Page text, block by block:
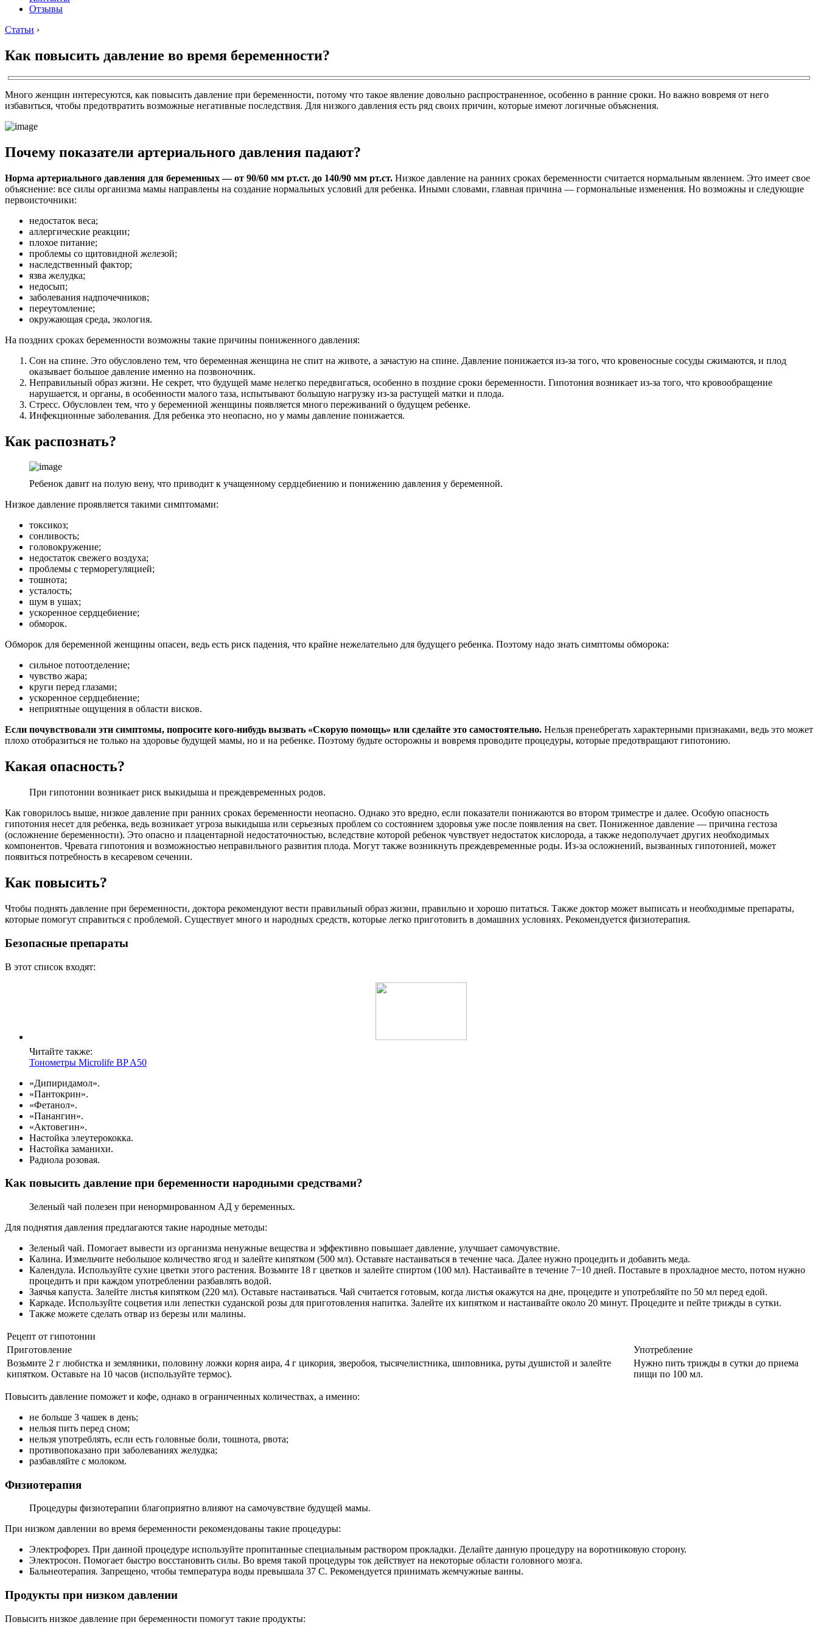
Отзывы
Статьи ›
Как повысить давление во время беременности?
Много женщин интересуются, как повысить давление при беременности, потому что такое явление довольно распространенное, особенно в ранние сроки. Но важно вовремя от него
избавиться, чтобы предотвратить возможные негативные последствия. Для низкого давления есть ряд своих причин, которые имеют логичные объяснения.
Почему показатели артериального давления падают?
Норма артериального давления для беременных — от 90/60 мм рт.ст. до 140/90 мм рт.ст. Низкое давление на ранних сроках беременности считается нормальным явлением. Это имеет свое
объяснение: все силы организма мамы направлены на создание нормальных условий для ребенка. Иными словами, главная причина — гормональные изменения. Но возможны и следующие
первоисточники:
недостаток веса;
аллергические реакции;
плохое питание;
проблемы со щитовидной железой;
наследственный фактор;
язва желудка;
недосып;
заболевания надпочечников;
переутомление;
окружающая среда, экология.
На поздних сроках беременности возможны такие причины пониженного давления:
Сон на спине. Это обусловлено тем, что беременная женщина не спит на животе, а зачастую на спине. Давление понижается из-за того, что кровеносные сосуды сжимаются, и плод
оказывает большое давление именно на позвоночник.
Неправильный образ жизни. Не секрет, что будущей маме нелегко передвигаться, особенно в поздние сроки беременности. Гипотония возникает из-за того, что кровообращение
нарушается, и органы, в особенности малого таза, испытывают большую нагрузку из-за растущей матки и плода.
Стресс. Обусловлен тем, что у беременной женщины появляется много переживаний о будущем ребенке.
Инфекционные заболевания. Для ребенка это неопасно, но у мамы давление понижается.
Как распознать?
Ребенок давит на полую вену, что приводит к учащенному сердцебиению и понижению давления у беременной.
Низкое давление проявляется такими симптомами:
токсикоз;
сонливость;
головокружение;
недостаток свежего воздуха;
проблемы с терморегуляцией;
тошнота;
усталость;
шум в ушах;
ускоренное сердцебиение;
обморок.
Обморок для беременной женщины опасен, ведь есть риск падения, что крайне нежелательно для будущего ребенка. Поэтому надо знать симптомы обморока:
сильное потоотделение;
чувство жара;
круги перед глазами;
ускоренное сердцебиение;
неприятные ощущения в области висков.
Если почувствовали эти симптомы, попросите кого-нибудь вызвать «Скорую помощь» или сделайте это самостоятельно. Нельзя пренебрегать характерными признаками, ведь это может
плохо отобразиться не только на здоровье будущей мамы, но и на ребенке. Поэтому будьте осторожны и вовремя проводите процедуры, которые предотвращают гипотонию.
Какая опасность?
При гипотонии возникает риск выкидыша и преждевременных родов.
Как говорилось выше, низкое давление при ранних сроках беременности неопасно. Однако это вредно, если показатели понижаются во втором триместре и далее. Особую опасность
гипотония несет для ребенка, ведь возникает угроза выкидыша или серьезных проблем со состоянием здоровья уже после появления на свет. Пониженное давление — причина гестоза
(осложнение беременности). Это опасно и плацентарной недостаточностью, вследствие которой ребенок чувствует недостаток кислорода, а также недополучает других необходимых
компонентов. Чревата гипотония и возможностью неправильного развития плода. Могут также возникнуть преждевременные роды. Из-за осложнений, вызванных гипотонией, может
появиться потребность в кесаревом сечении.
Как повысить?
Чтобы поднять давление при беременности, доктора рекомендуют вести правильный образ жизни, правильно и хорошо питаться. Также доктор может выписать и необходимые препараты,
которые помогут справиться с проблемой. Существует много и народных средств, которые легко приготовить в домашних условиях. Рекомендуется физиотерапия.
Безопасные препараты
В этот список входят:
Читайте также:
Тонометры Microlife BP A50
«Дипиридамол».
«Пантокрин».
«Фетанол».
«Панангин».
«Актовегин».
Настойка элеутерококка.
Настойка заманихи.
Радиола розовая.
Как повысить давление при беременности народными средствами?
Зеленый чай полезен при ненормированном АД у беременных.
Для поднятия давления предлагаются такие народные методы:
Зеленый чай. Помогает вывести из организма ненужные вещества и эффективно повышает давление, улучшает самочувствие.
Калина. Измельчите небольшое количество ягод и залейте кипятком (500 мл). Оставьте настаиваться в течение часа. Далее нужно процедить и добавить меда.
Календула. Используйте сухие цветки этого растения. Возьмите 18 г цветков и залейте спиртом (100 мл). Настаивайте в течение 7−10 дней. Поставьте в прохладное место, потом нужно
процедить и при каждом употреблении разбавлять водой.
Заячья капуста. Залейте листья кипятком (220 мл). Оставьте настаиваться. Чай считается готовым, когда листья окажутся на дне, процедите и употребляйте по 50 мл перед едой.
Каркаде. Используйте соцветия или лепестки суданской розы для приготовления напитка. Залейте их кипятком и настаивайте около 20 минут. Процедите и пейте трижды в сутки.
Также можете сделать отвар из березы или малины.
Рецепт от гипотонии
Приготовление
Употребление
Возьмите 2 г любистка и земляники, половину ложки корня аира, 4 г цикория, зверобоя, тысячелистника, шиповника, руты душистой и залейте
кипятком. Оставьте на 10 часов (используйте термос).
Нужно пить трижды в сутки до приема
пищи по 100 мл.
Повысить давление поможет и кофе, однако в ограниченных количествах, а именно:
не больше 3 чашек в день;
нельзя пить перед сном;
нельзя употреблять, если есть головные боли, тошнота, рвота;
противопоказано при заболеваниях желудка;
разбавляйте с молоком.
Физиотерапия
Процедуры физиотерапии благоприятно влияют на самочувствие будущей мамы.
При низком давлении во время беременности рекомендованы такие процедуры:
Электрофорез. При данной процедуре используйте пропитанные специальным раствором прокладки. Делайте данную процедуру на воротниковую сторону.
Электросон. Помогает быстро восстановить силы. Во время такой процедуры ток действует на некоторые области головного мозга.
Бальнеотерапия. Запрещено, чтобы температура воды превышала 37 C. Рекомендуется принимать жемчужные ванны.
Продукты при низком давлении
Повысить низкое давление при беременности помогут такие продукты: